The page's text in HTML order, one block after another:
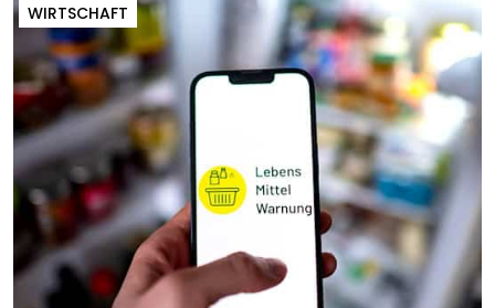
WIRTSCHAFT